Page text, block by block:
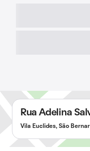
Rua Adelina
Vila Euclides, São